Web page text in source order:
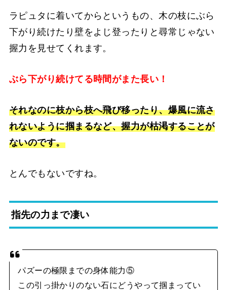
ラピュタに着いてからというもの、木の枝にぶら
下がり続けたり壁をよじ登ったりと尋常じゃない
握力を見せてくれます。
ぶら下がり続けてる時間がまた長い！
それなのに枝から枝へ飛び移ったり、爆風に流さ
れないように掴まるなど、握力が枯渇することが
ないのです。
とんでもないですね。
指先の力まで凄い
パズーの極限までの身体能力⑤
この引っ掛かりのない石にどうやって掴まってい